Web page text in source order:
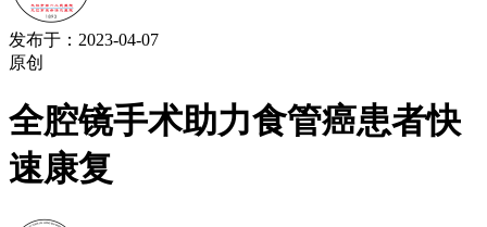
发布于：2023-04-07
原创
全腔镜手术助力食管癌患者快
速康复